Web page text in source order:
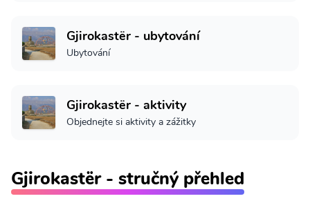
Gjirokastër - ubytování
Ubytování
Gjirokastër - aktivity
Objednejte si aktivity a zážitky
Gjirokastër - stručný přehled